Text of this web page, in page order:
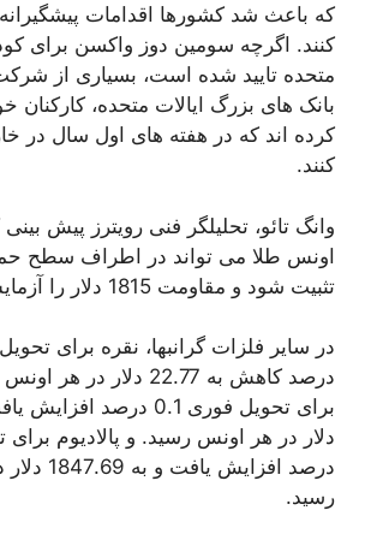
که باعث شد کشورها اقدامات
کنند. اگرچه سومین دوز واکسن برای
متحده تایید شده است، بسیاری از
بانک های بزرگ ایالات متحده، کارکنان
کرده اند که در هفته های اول سال در
کنند.
وانگ تائو، تحلیلگر فنی رویترز پیش
تثبیت شود و مقاومت 1815 دلار را آزمایش کند.
درصد کاهش به 22.77 دلار
درصد افزایش
رسید.